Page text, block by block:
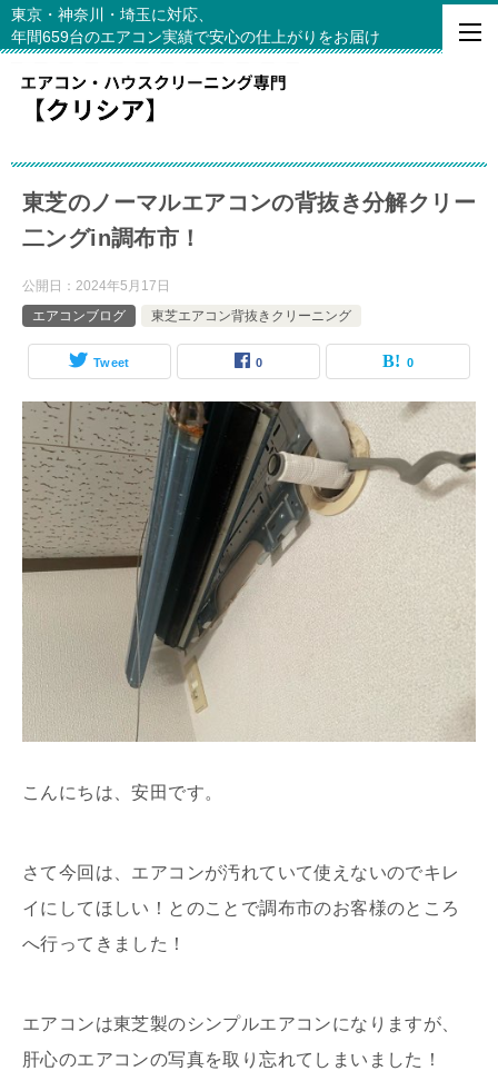
東京・神奈川・埼玉に対応、
年間659台のエアコン実績で安心の仕上がりをお届け
東芝のノーマルエアコンの背抜き分解クリー
二ングin調布市！
公開日： 2024年5月17日
エアコンブログ
東芝エアコン背抜きクリーニング
Tweet 0 0
こんにちは、安田です。
さて今回は、エアコンが汚れていて使えないのでキレ
イにしてほしい！とのことで調布市のお客様のところ
へ行ってきました！
エアコンは東芝製のシンプルエアコンになりますが、
肝心のエアコンの写真を取り忘れてしまいました！